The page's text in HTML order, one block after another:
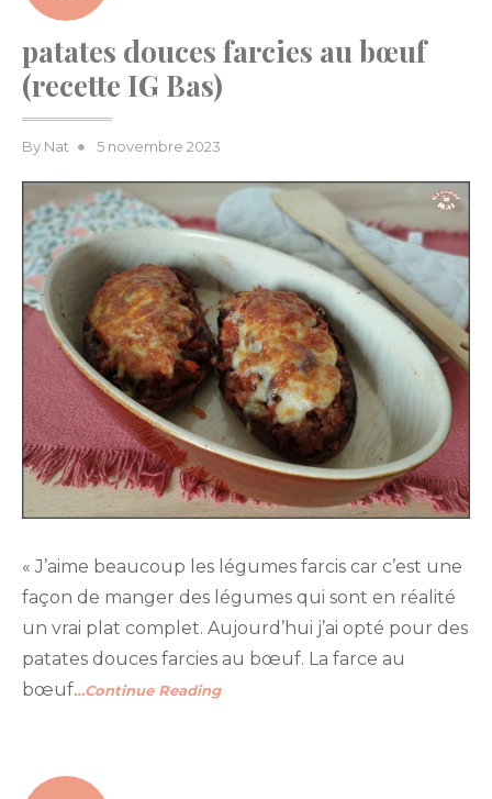
patates douces farcies au bœuf
(recette IG Bas)
By Nat
Posted
5 novembre 2023
« J’aime beaucoup les légumes farcis car c’est une
façon de manger des légumes qui sont en réalité
un vrai plat complet. Aujourd’hui j’ai opté pour des
patates douces farcies au bœuf. La farce au
bœuf…Continue Reading